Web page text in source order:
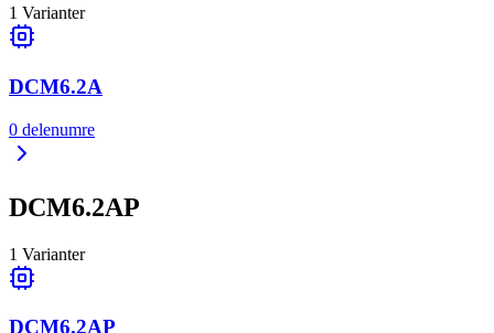
1 Varianter
DCM6.2A
0 delenumre
DCM6.2AP
1 Varianter
DCM6.2AP